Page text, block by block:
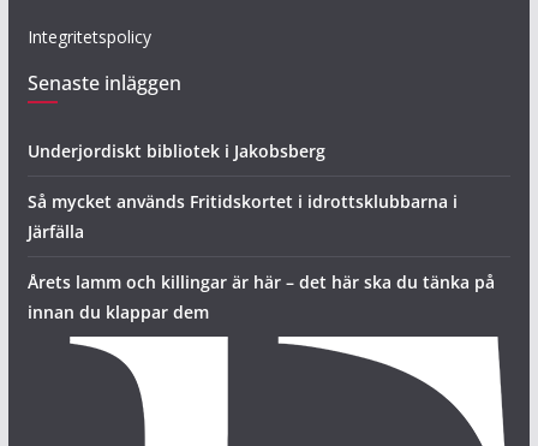
Integritetspolicy
Senaste inläggen
Underjordiskt bibliotek i Jakobsberg
Så mycket används Fritidskortet i idrottsklubbarna i
Järfälla
Årets lamm och killingar är här – det här ska du tänka på
innan du klappar dem